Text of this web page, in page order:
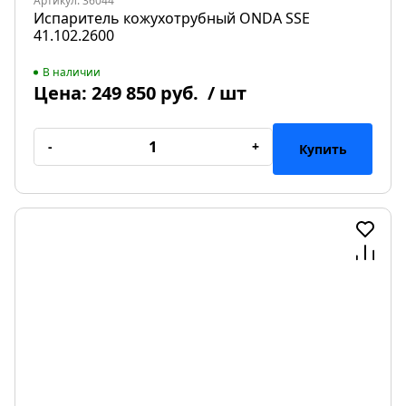
Испаритель кожухотрубный ONDA SSE
41.102.2600
В наличии
Цена: 249 850 руб. / шт
- + Купить